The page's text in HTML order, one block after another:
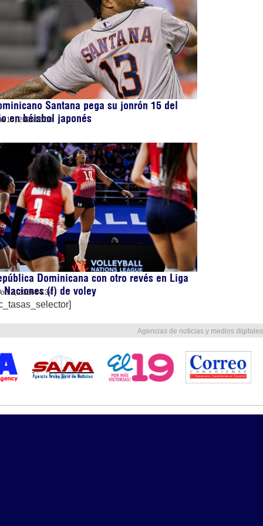
Santana pega su jonrón 15 del
en béisbol japonés
15, 202616:50
Dominicana con otro revés en Liga
Naciones (f) de voley
12, 202614:34
Agencias de noticias y medios digitales